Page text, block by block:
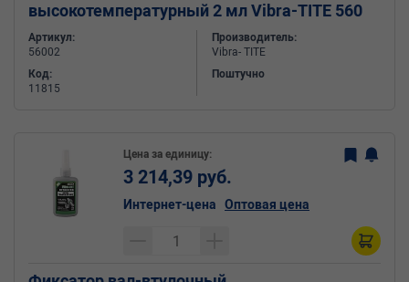
высокотемпературный 2 мл Vibra-TITE 560
Артикул:
56002
Код:
11815
Производитель:
Vibra- TITE
Поштучно
Цена за единицу:
3 214,39 руб.
Интернет-цена Оптовая цена